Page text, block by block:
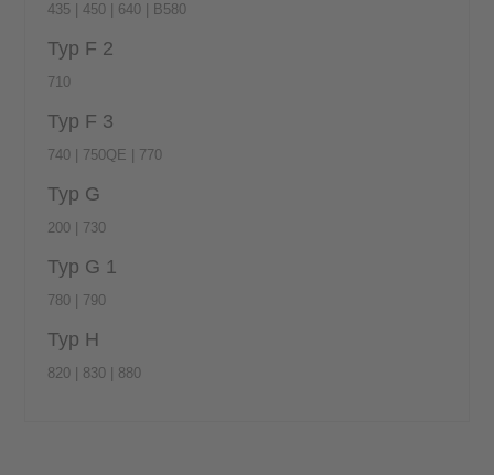
435 | 450 | 640 | B580
Typ F 2
710
Typ F 3
740 | 750QE | 770
Typ G
200 | 730
Typ G 1
780 | 790
Typ H
820 | 830 | 880